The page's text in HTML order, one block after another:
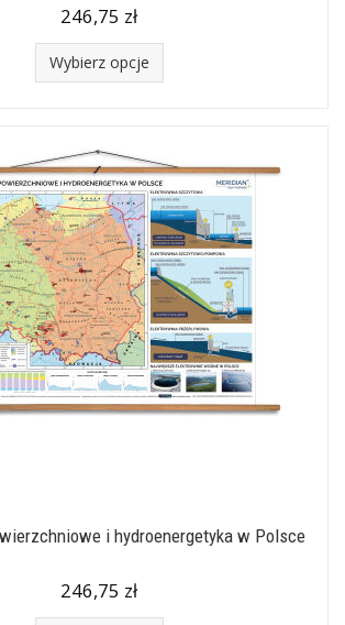
246,75 zł
Wybierz opcje
i hydroenergetyka w Polsce
246,75 zł